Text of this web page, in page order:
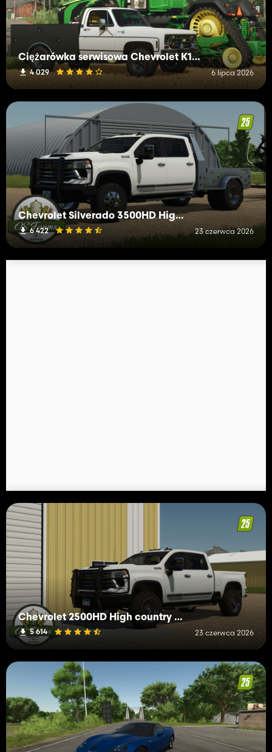
Ciężarówka serwisowa Chevrolet K10 z 1978 r
4 029 6 lipca 2026
Chevrolet Silverado 3500HD High Country
6 422 23 czerwca 2026
Chevrolet 2500HD High country 2024
5 614 23 czerwca 2026